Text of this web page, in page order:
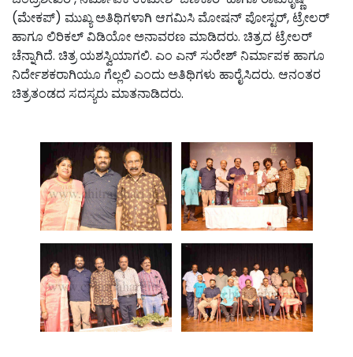
(ಮೇಕಪ್) ಮುಖ್ಯ ಅತಿಥಿಗಳಾಗಿ ಆಗಮಿಸಿ ಮೋಷನ್ ಪೋಸ್ಟರ್, ಟ್ರೇಲರ್
ಹಾಗೂ ಲಿರಿಕಲ್ ವಿಡಿಯೋ ಅನಾವರಣ ಮಾಡಿದರು. ಚಿತ್ರದ ಟ್ರೇಲರ್
ಚೆನ್ನಾಗಿದೆ. ಚಿತ್ರ ಯಶಸ್ವಿಯಾಗಲಿ. ಎಂ ಎನ್ ಸುರೇಶ್ ನಿರ್ಮಾಪಕ ಹಾಗೂ
ನಿರ್ದೇಶಕರಾಗಿಯೂ ಗೆಲ್ಲಲಿ ಎಂದು ಅತಿಥಿಗಳು ಹಾರೈಸಿದರು. ಆನಂತರ
ಚಿತ್ರತಂಡದ ಸದಸ್ಯರು ಮಾತನಾಡಿದರು.